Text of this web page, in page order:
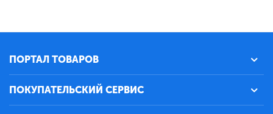
ПОРТАЛ ТОВАРОВ
ПОКУПАТЕЛЬСКИЙ СЕРВИС